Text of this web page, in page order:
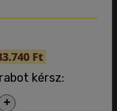
Ft
kérsz:
+